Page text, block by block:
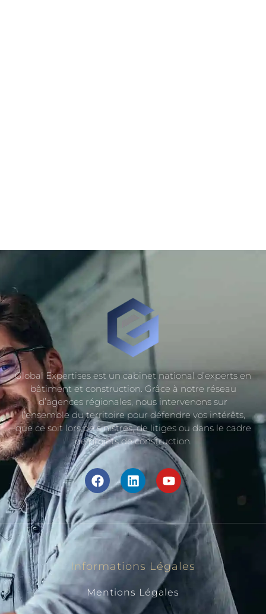
Global Expertises est un cabinet national d’experts en
bâtiment et construction. Grâce à notre réseau
d’agences régionales, nous intervenons sur
l’ensemble du territoire pour défendre vos intérêts,
que ce soit lors de sinistres, de litiges ou dans le cadre
de projets de construction.
Informations Légales
Mentions Légales